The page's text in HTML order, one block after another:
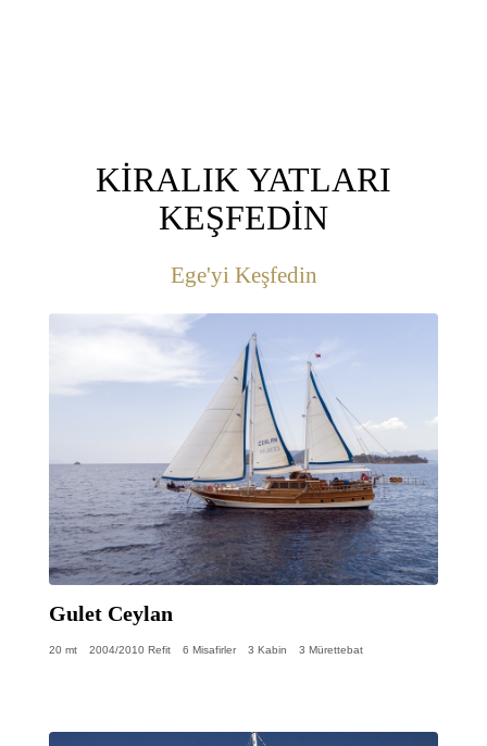
KİRALIK YATLARI
KEŞFEDİN
Ege'yi Keşfedin
Gulet Ceylan
20 mt 2004/2010 Refit 6 Misafirler 3 Kabin 3 Mürettebat